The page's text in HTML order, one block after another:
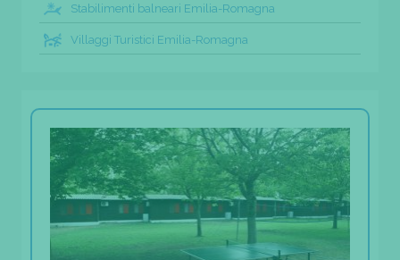
Stabilimenti balneari Emilia-Romagna
Villaggi Turistici Emilia-Romagna